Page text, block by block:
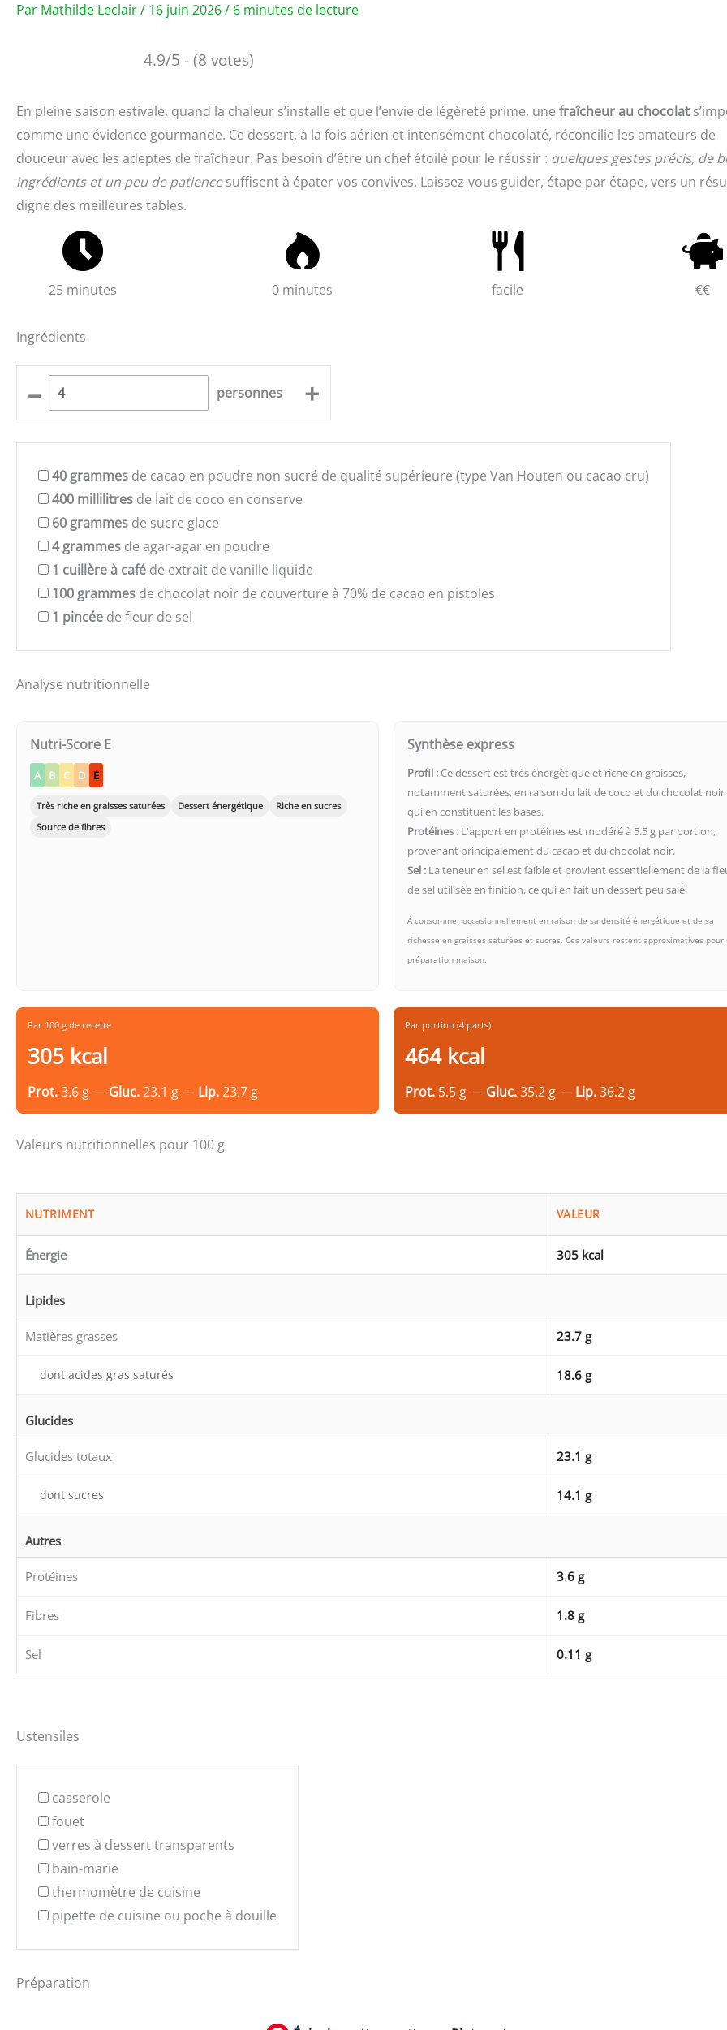
Par Mathilde Leclair/ 16 juin 2026/ 6 minutes de lecture
4.9/5 - (8 votes)
En pleine saison estivale, quand la chaleur s’installe et que l’envie de légèreté prime, une fraîcheur au chocolat
comme une évidence gourmande. Ce dessert, à la fois aérien et intensément chocolaté, réconcilie les amateurs de
douceur avec les adeptes de fraîcheur. Pas besoin d’être un chef étoilé pour le réussir : quelques gestes précis, de
ingrédients et un peu de patiencesuffisent à épater vos convives. Laissez-vous guider, étape par étape, vers un
digne des meilleures tables.
25 minutes 0 minutes facile €€
Ingrédients
– personnes +
40 grammes de cacao en poudre non sucré de qualité supérieure (type Van Houten ou cacao cru)
400 millilitres de lait de coco en conserve
60 grammes de sucre glace
4 grammes de agar-agar en poudre
1 cuillère à café de extrait de vanille liquide
100 grammes de chocolat noir de couverture à 70% de cacao en pistoles
1 pincée de fleur de sel
Analyse nutritionnelle
Nutri-Score E
A B C D E
Très riche en graisses saturées Dessert énergétique
Riche en sucres
Source de fibres
Synthèse express
Profil : Ce dessert est très énergétique et riche en graisses,
notamment saturées, en raison du lait de coco et du chocolat noir
qui en constituent les bases.
Protéines : L'apport en protéines est modéré à 5.5 g par portion,
provenant principalement du cacao et du chocolat noir.
Sel : La teneur en sel est faible et provient essentiellement de la
de sel utilisée en finition, ce qui en fait un dessert peu salé.
À consommer occasionnellement en raison de sa densité énergétique et de sa
richesse en graisses saturées et sucres. Ces valeurs restent approximatives pour
préparation maison.
Par 100 g de recette
305 kcal
Prot.3.6 g — Gluc.23.1 g — Lip.23.7 g
Par portion (4 parts)
464 kcal
Prot. 5.5 g — Gluc.35.2 g — Lip.36.2 g
Valeurs nutritionnelles pour 100 g
NUTRIMENT VALEUR
Énergie 305 kcal
Lipides
Matières grasses 23.7 g
dont acides gras saturés 18.6 g
Glucides
Glucides totaux 23.1 g
dont sucres 14.1 g
Autres
Protéines 3.6 g
Fibres 1.8 g
Sel 0.11 g
Ustensiles
casserole
fouet
verres à dessert transparents
bain-marie
thermomètre de cuisine
pipette de cuisine ou poche à douille
Préparation